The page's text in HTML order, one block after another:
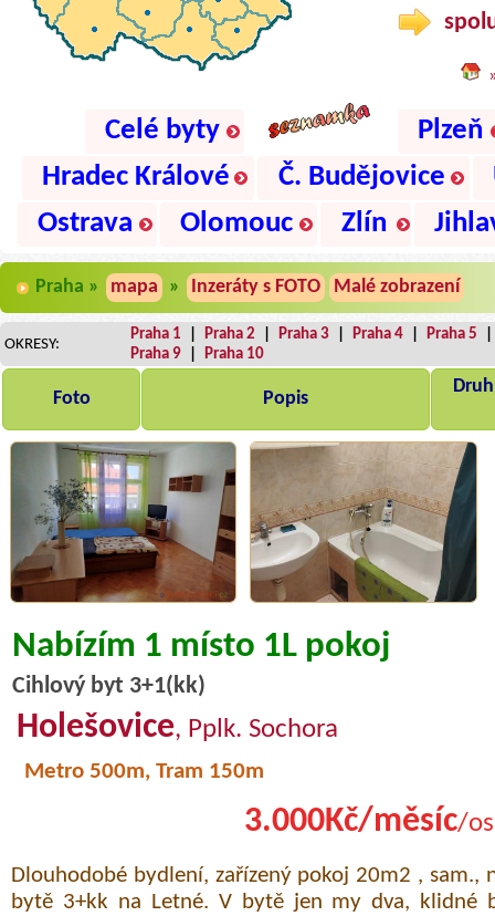
Celé byty
Plzeň
Hradec Králové
Č. Budějovice
Ostrava
Olomouc Zlín
Praha » mapa » Inzeráty s FOTO Malé zobrazení
OKRESY:
Praha 1 Praha 2 Praha 3 Praha 4 Praha 5
Praha 9
Praha 10
Foto Popis
Nabízím 1 místo 1L pokoj
Cihlový byt 3+1(kk)
Holešovice, Pplk. Sochora
Metro 500m, Tram 150m
3.000Kč/měsíc/
Dlouhodobé bydlení, zařízený pokoj 20m2 , sam.,
bytě 3+kk na Letné. V bytě jen my dva, klidné